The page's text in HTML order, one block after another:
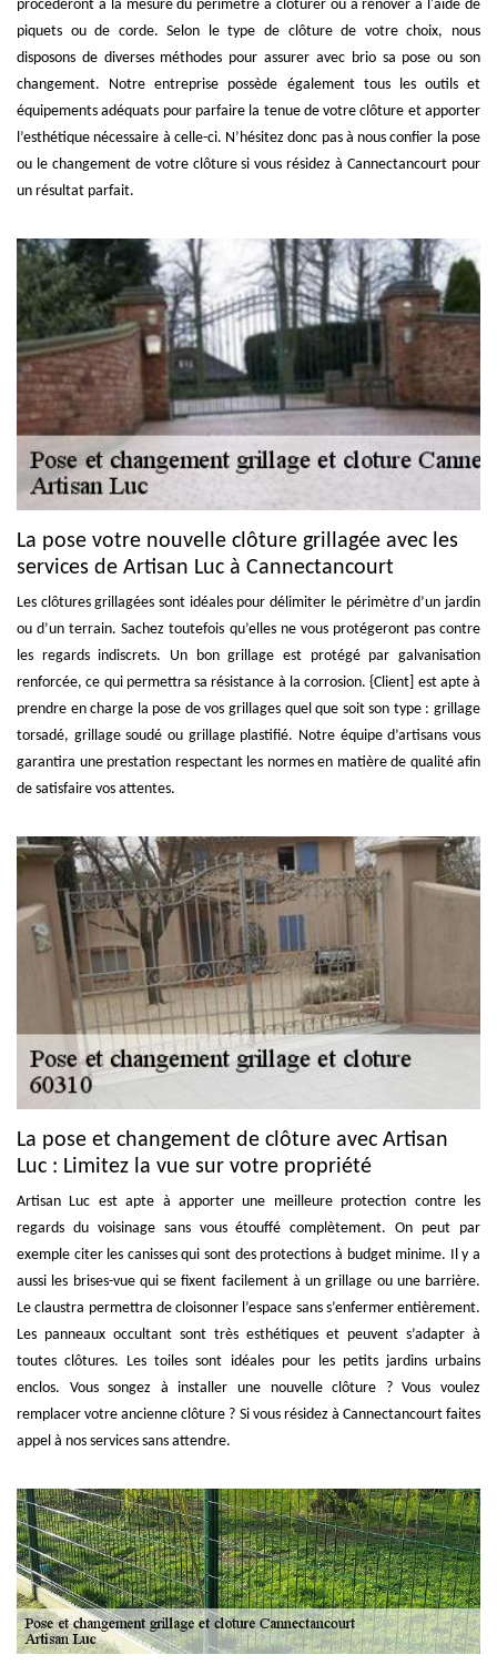
procèderont à la mesure du périmètre à clôturer ou à rénover à l'aide de
piquets ou de corde. Selon le type de clôture de votre choix, nous
disposons de diverses méthodes pour assurer avec brio sa pose ou son
changement. Notre entreprise possède également tous les outils et
équipements adéquats pour parfaire la tenue de votre clôture et apporter
l’esthétique nécessaire à celle-ci. N’hésitez donc pas à nous confier la pose
ou le changement de votre clôture si vous résidez à Cannectancourt pour
un résultat parfait.
La pose votre nouvelle clôture grillagée avec les
services de Artisan Luc à Cannectancourt
Les clôtures grillagées sont idéales pour délimiter le périmètre d’un jardin
ou d’un terrain. Sachez toutefois qu’elles ne vous protégeront pas contre
les regards indiscrets. Un bon grillage est protégé par galvanisation
renforcée, ce qui permettra sa résistance à la corrosion. {Client] est apte à
prendre en charge la pose de vos grillages quel que soit son type : grillage
torsadé, grillage soudé ou grillage plastifié. Notre équipe d’artisans vous
garantira une prestation respectant les normes en matière de qualité afin
de satisfaire vos attentes.
La pose et changement de clôture avec Artisan
Luc : Limitez la vue sur votre propriété
Artisan Luc est apte à apporter une meilleure protection contre les
regards du voisinage sans vous étouffé complètement. On peut par
exemple citer les canisses qui sont des protections à budget minime. Il y a
aussi les brises-vue qui se fixent facilement à un grillage ou une barrière.
Le claustra permettra de cloisonner l’espace sans s’enfermer entièrement.
Les panneaux occultant sont très esthétiques et peuvent s’adapter à
toutes clôtures. Les toiles sont idéales pour les petits jardins urbains
enclos. Vous songez à installer une nouvelle clôture ? Vous voulez
remplacer votre ancienne clôture ? Si vous résidez à Cannectancourt faites
appel à nos services sans attendre.